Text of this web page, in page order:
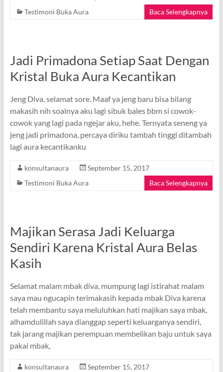
Testimoni Buka Aura
Baca Selengkapnya
Jadi Primadona Setiap Saat Dengan
Kristal Buka Aura Kecantikan
Jeng Diva, selamat sore. Maaf ya jeng baru bisa bilang
makasih nih soalnya aku lagi sibuk bales bbm si cowok-
cowok yang lagi pada ngejar aku, hehe. Ternyata seneng ya
jeng jadi primadona, percaya diriku tambah tinggi ditambah
lagi aura kecantikanku
konsultanaura
September 15, 2017
Testimoni Buka Aura
Baca Selengkapnya
Majikan Serasa Jadi Keluarga
Sendiri Karena Kristal Aura Belas
Kasih
Selamat malam mbak diva, mumpung lagi istirahat malam
saya mau ngucapin terimakasih kepada mbak Diva karena
telah membantu saya meluluhkan hati majikan saya mbak,
alhamdulillah saya dianggap seperti keluarganya sendiri,
tak jarang majikan perempuan membelikan baju untuk saya
pakai mbak,
konsultanaura
September 15, 2017